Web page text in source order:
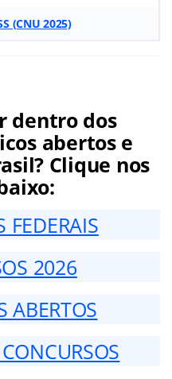
(CNU 2025)
dentro dos
abertos e
Clique nos
FEDERAIS
2026
ABERTOS